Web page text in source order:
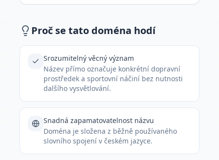
Proč se tato doména hodí
Srozumitelný věcný význam
Název přímo označuje konkrétní dopravní
prostředek a sportovní náčiní bez nutnosti
dalšího vysvětlování.
Snadná zapamatovatelnost názvu
Doména je složena z běžně používaného
slovního spojení v českém jazyce.